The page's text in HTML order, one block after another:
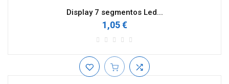
Display 7 segmentos Led...
1,05 €